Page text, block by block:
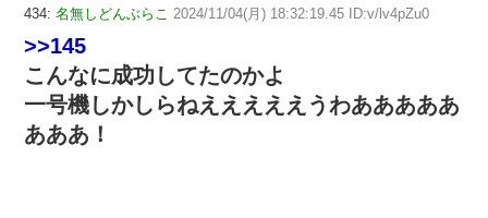
434: 名無しどんぶらこ 2024/11/04(月) 18:32:19.45 ID:v/lv4pZu0
>>145
こんなに成功してたのかよ
一号機しかしらねえええええうわあああああ
あああ！